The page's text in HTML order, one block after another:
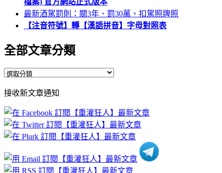
檔案) 官方網站正式版本
最新酒駕罰則：關3年、罰30萬、扣駕照牌照
【注音符號】轉【漢語拼音】字母對照表
全部文章分類
全
文
章
分
類
接收新文章通知